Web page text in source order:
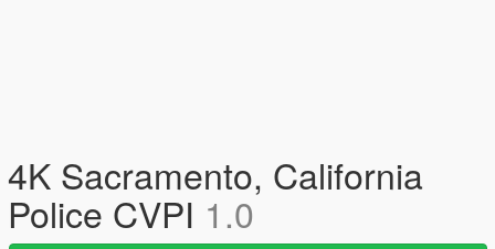
4K Sacramento, California
Police CVPI 1.0